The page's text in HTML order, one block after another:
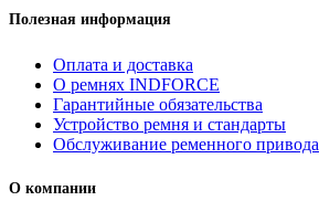
Полезная информация
Оплата и доставка
О ремнях INDFORCE
Гарантийные обязательства
Устройство ремня и стандарты
Обслуживание ременного привода
О компании